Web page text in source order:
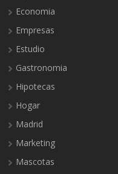
Economia
Empresas
Estudio
Gastronomia
Hipotecas
Hogar
Madrid
Marketing
Mascotas